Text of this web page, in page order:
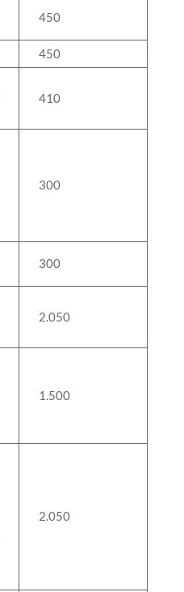
450
450
410
300
300
2.050
1.500
2.050